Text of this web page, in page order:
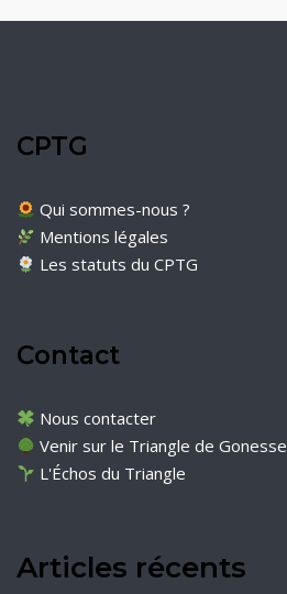
CPTG
Qui sommes-nous ?
Mentions légales
Les statuts du CPTG
Contact
Nous contacter
Venir sur le Triangle de Gonesse
L'Échos du Triangle
Articles récents